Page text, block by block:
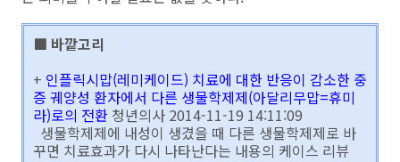
■ 바깥고리
+ 인플릭시맙(레미케이드) 치료에 대한 반응이 감소한 중
증 궤양성 환자에서 다른 생물학제제(아달리무맙=휴미
라)로의 전환 청년의사 2014-11-19 14:11:09
생물학제제에 내성이 생겼을 때 다른 생물학제제로 바
꾸면 치료효과가 다시 나타난다는 내용의 케이스 리뷰